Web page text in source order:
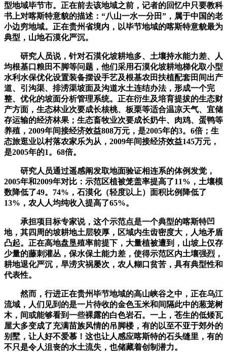
型地域毕节市。正在前去该地域之前，记者的回忆中只要教科
书上对喀斯特意貌的描述：“八山一水一分田”，属于中国的老
小边穷地域。正在贵州省境内，以毕节地域的喀斯特意貌最为
典型，山地石漠化严沉。
研究人员说，针对石漠化坡耕地多、土壤持水能力差、人
均根基口粮田不脚等问题，他们采用石漠化坡耕地梯化取小型
水利水保优化设置装备摆设手艺及根基农田扶植配套田间出产
道、引沟渠、排涝渠坡面及沟道水土连结办法，形成一个完
整、优化的坡面分析管理系统。正在衍生及培育提拔的生态财
产方面，生态林业次要成长核桃、板栗等适合温凉天气、宜储
存运输的经济林果；生态畜牧业次要成长奶牛、肉鸡、蛋鸭等
养殖，2009年间接经济效益808万元，是2005年的3。6倍；生
态旅逛业以村落农家乐为从，2009年间接经济效益145万元，
是2005年的1。68倍。
研究人员通过遥感阐发取地面验证相连系的体例发觉，
2005年和2009年对比：示范区植被笼盖率提高了11%，土壤模
数降低了49。74%，石漠化（轻度以上）面积比例降低了
13%，农人人均纯收入提高了65%。
承担项目标专家说，这个示范点是一个典型的喀斯特凹
地，其四周的坡耕地土层较厚，区域内生齿密度大，人地矛盾
凸起。正在高地盘垦殖率前提下，大量植被遭到，山坡上仅存
少量的藤刺灌丛，保水保土能力差，使得示范区内土壤强烈，
耕地退化严沉，旱涝灾祸屡次，农人糊口贫苦，具有典型性和
代表性。
然而，行进正在贵州毕节地域的高山峡谷之中，正在乌江
流域，人们见到的是一片待收的金色玉米和间隔此中的葱茏树
木，间或能够看到一些裸露的白色岩石。一上，苍生的低矮瓦
屋大多变成了充满苗族风情的吊脚楼，有的以至不亚于郊外的
别墅，让人好不爱慕！这也让人感应喀斯特的石头缝里，有的
不只是令人沮丧的水土流失，也储藏着创制潜力。